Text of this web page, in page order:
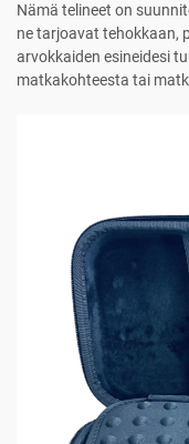
Nämä telineet on
ne tarjoavat tehokkaan,
arvokkaiden esineidesi
matkakohteesta tai